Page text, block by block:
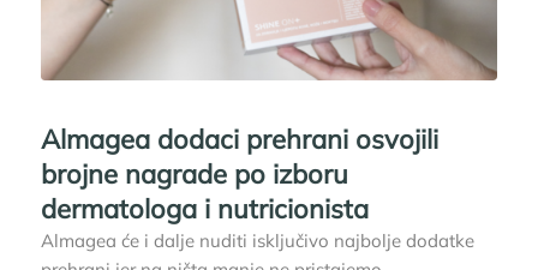
Almagea dodaci prehrani osvojili
brojne nagrade po izboru
dermatologa i nutricionista
Almagea će i dalje nuditi isključivo najbolje dodatke